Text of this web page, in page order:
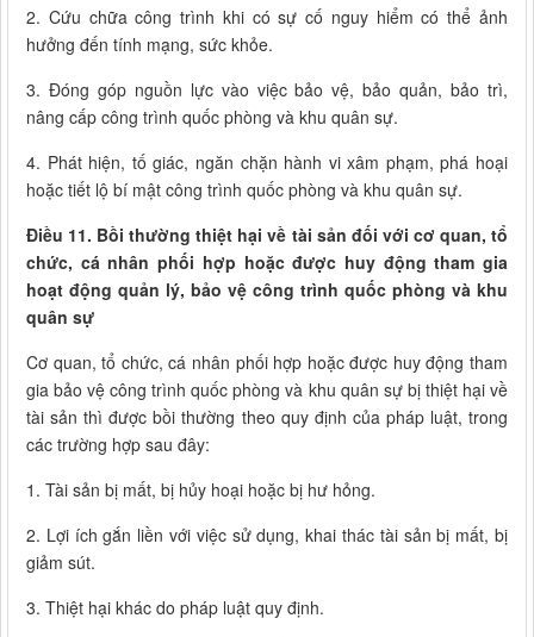
2. Cứu chữa công trình khi có sự cố nguy hiểm có thể ảnh
hưởng đến tính mạng, sức khỏe.
3. Đóng góp nguồn lực vào việc bảo vệ, bảo quản, bảo trì,
nâng cấp công trình quốc phòng và khu quân sự.
4. Phát hiện, tố giác, ngăn chặn hành vi xâm phạm, phá hoại
hoặc tiết lộ bí mật công trình quốc phòng và khu quân sự.
Điều 11. Bồi thường thiệt hại về tài sản đối với cơ quan, tổ
chức, cá nhân phối hợp hoặc được huy động tham gia
hoạt động quản lý, bảo vệ công trình quốc phòng và khu
quân sự
Cơ quan, tổ chức, cá nhân phối hợp hoặc được huy động tham
gia bảo vệ công trình quốc phòng và khu quân sự bị thiệt hại về
tài sản thì được bồi thường theo quy định của pháp luật, trong
các trường hợp sau đây:
1. Tài sản bị mất, bị hủy hoại hoặc bị hư hỏng.
2. Lợi ích gắn liền với việc sử dụng, khai thác tài sản bị mất, bị
giảm sút.
3. Thiệt hại khác do pháp luật quy định.